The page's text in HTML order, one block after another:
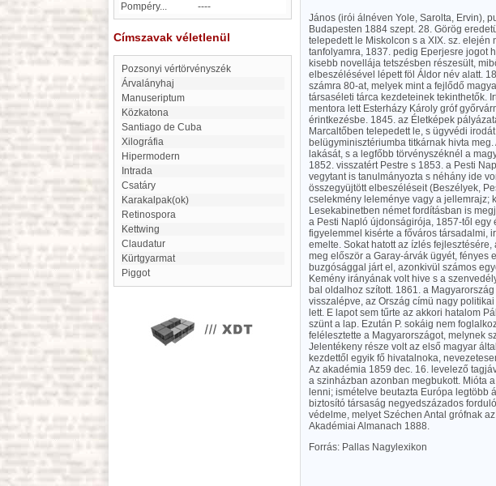
Pompéry...
----
Címszavak véletlenül
Pozsonyi vértörvényszék
Árvalányhaj
Manuseriptum
Közkatona
Santiago de Cuba
xilográfia
hipermodern
Intrada
Csatáry
karakalpak(ok)
Retinospora
Kettwing
Claudatur
Kürtgyarmat
Piggot
János (irói álnéven Yole, Sarolta, Ervin),
Budapesten 1884 szept. 28. Görög
telepedett le Miskolcon s a XIX. sz.
tanfolyamra, 1837. pedig Eperjesre jogot
kisebb novellája tetszésben részesült,
elbeszélésével lépett föl Áldor név alatt.
számra 80-at, melyek mint a fejlődő
társaséleti tárca kezdeteinek tekinthetők.
mentora lett Esterházy Károly gróf
érintkezésbe. 1845. az Életképek
Marcaltőben telepedett le, s ügyvédi
belügyminisztériumba titkárnak hivta
lakását, s a legfőbb törvényszéknél a
1852. visszatért Pestre s 1853. a Pesti
vegytant is tanulmányozta s néhány ide
összegyüjtött elbeszéléseit (Beszélyek,
cselekmény leleménye vagy a jellemrajz;
Lesekabinetben német fordításban is
a Pesti Napló újdonságirója, 1857-től egy
figyelemmel kisérte a főváros társadalmi,
emelte. Sokat hatott az ízlés
meg először a Garay-árvák ügyét, fényes
buzgósággal járt el, azonkivül számos
Kemény irányának volt hive s a
bal oldalhoz szított. 1861. a
visszalépve, az Ország címü nagy
lett. E lapot sem tűrte az akkori hatalom
szünt a lap. Ezután P. sokáig nem
felélesztette a Magyarországot, melynek
Jelentékeny része volt az első magyar
kezdettől egyik fő hivatalnoka,
Az akadémia 1859 dec. 16. levelező
a szinházban azonban megbukott. Mióta
lenni; ismételve beutazta Európa legtöbb
biztosító társaság negyedszázados
védelme, melyet Széchen Antal grófnak
Akadémiai Almanach 1888.
Forrás: Pallas Nagylexikon